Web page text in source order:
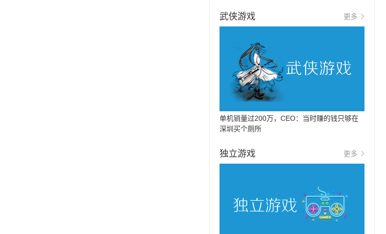
武侠游戏 更多
单机销量过200万，CEO：当时赚的钱只够在
深圳买个厕所
独立游戏 更多